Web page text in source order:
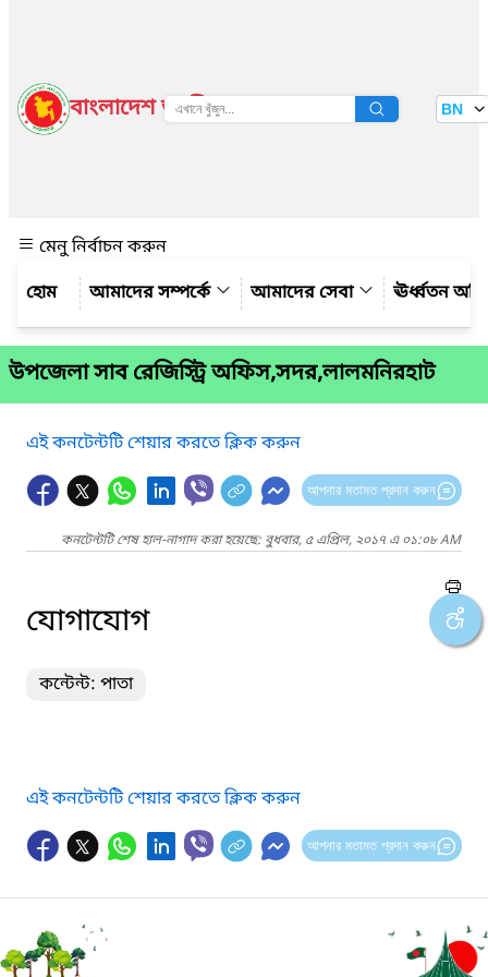
বাংলাদেশ জাতীয় তথ্য বাতায়ন BN
মেনু নির্বাচন করুন
আমাদের সম্পর্কে
আমাদের সেবা ঊর্ধ্বতন
উপজেলা সাব রেজিস্ট্রি অফিস,সদর,লালমনিরহাট
এই কনটেন্টটি শেয়ার করতে ক্লিক করুন
আপনার মতামত প্রদান করুন
কনটেন্টটি শেষ হাল-নাগাদ করা হয়েছে: বুধবার, ৫ এপ্রিল, ২০১৭ এ ০১:০৮ AM
যোগাযোগ
কন্টেন্ট: পাতা
এই কনটেন্টটি শেয়ার করতে ক্লিক করুন
আপনার মতামত প্রদান করুন